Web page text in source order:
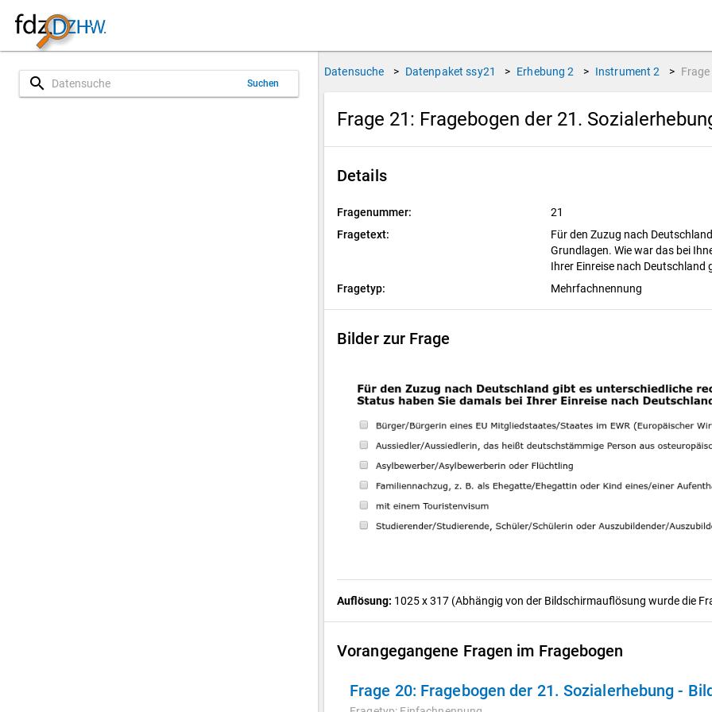
search Suchen
Datensuche > Datenpaket ssy21 > Erhebung 2 > Instrument 2 > Frage
Frage 21: Fragebogen der 21.
Details
Fragenummer:
21
Fragetext:
Für den Zuzug nach
Grundlagen. Wie war das bei
Ihrer Einreise nach Deutschland
Fragetyp:
Mehrfachnennung
Bilder zur Frage
Auflösung: 1025 x 317 (Abhängig von der Bildschirmauflösung wurde die
Vorangegangene Fragen im Fragebogen
Frage 20: Fragebogen der 21. Sozialerhebung -